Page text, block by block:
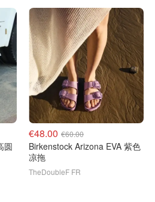
圆
€48.00 €60.00
Birkenstock Arizona EVA 紫色
凉拖
TheDoubleF FR